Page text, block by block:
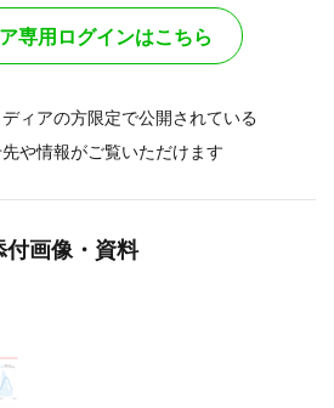
専用ログインはこちら
ィアの方限定で公開されている
や情報がご覧いただけます
付画像・資料